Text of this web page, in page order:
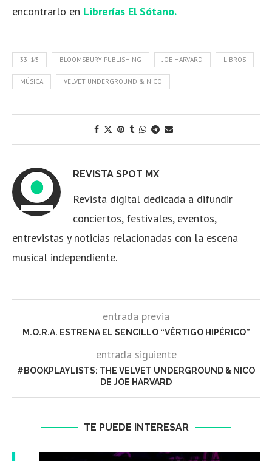
encontrarlo en Librerías El Sótano.
33+1⁄3 BLOOMSBURY PUBLISHING JOE HARVARD LIBROS
MÚSICA VELVET UNDERGROUND & NICO
REVISTA SPOT MX
Revista digital dedicada a difundir
conciertos, festivales, eventos,
entrevistas y noticias relacionadas con la escena
musical independiente.
entrada previa
M.O.R.A. ESTRENA EL SENCILLO “VÉRTIGO HIPÉRICO”
entrada siguiente
#BOOKPLAYLISTS: THE VELVET UNDERGROUND & NICO
DE JOE HARVARD
TE PUEDE INTERESAR